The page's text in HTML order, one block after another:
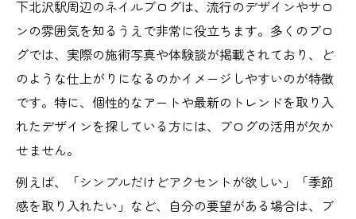
下北沢駅周辺のネイルブログは、流行のデザインやサロ
ンの雰囲気を知るうえで非常に役立ちます。多くのブロ
グでは、実際の施術写真や体験談が掲載されており、ど
のような仕上がりになるのかイメージしやすいのが特徴
です。特に、個性的なアートや最新のトレンドを取り入
れたデザインを探している方には、ブログの活用が欠か
せません。
例えば、「シンプルだけどアクセントが欲しい」「季節
感を取り入れたい」など、自分の要望がある場合は、ブ